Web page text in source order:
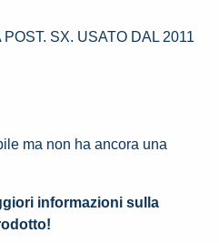
SX. USATO DAL 2011
ma non ha ancora una
informazioni sulla